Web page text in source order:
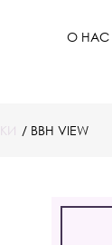
О НАС
/ BBH VIEW